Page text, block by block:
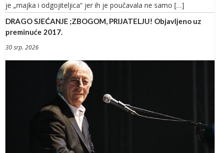
je „majka i odgojiteljica“ jer ih je poučavala ne samo […]
DRAGO SJEĆANJE ;ZBOGOM, PRIJATELJU! Objavljeno uz
preminuće 2017.
30 srp. 2026